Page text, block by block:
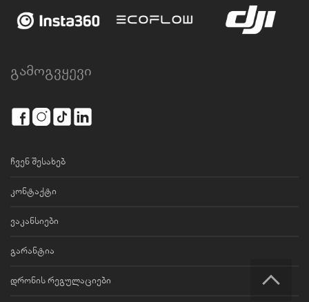
გამოგვყევი
ჩვენ შესახებ
კონტაქტი
ვაკანსიები
გარანტია
დრონის რეგულაციები